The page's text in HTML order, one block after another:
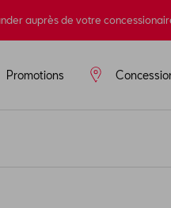
auprès de votre
Promotions